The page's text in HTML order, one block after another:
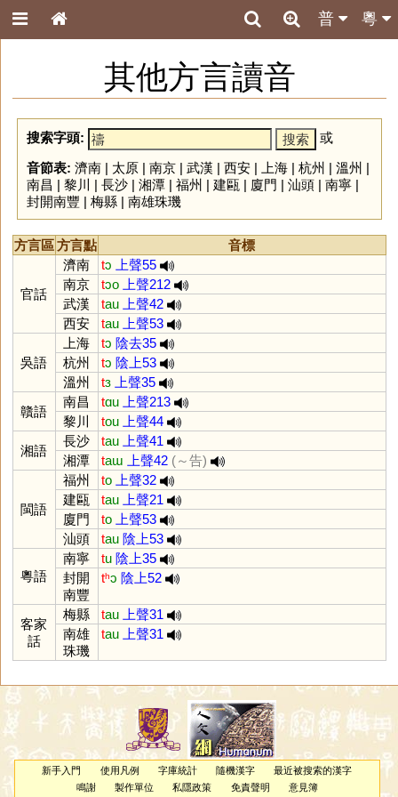
粵
普
其他方言讀音
搜索字頭:
或
音節表: 濟南| 太原| 南京| 武漢 | 西安| 上海| 杭州 | 溫州 |
南昌 | 黎川 | 長沙| 湘潭| 福州 | 建甌 | 廈門 | 汕頭| 南寧|
封開南豐 | 梅縣| 南雄珠璣
方言區方言點 音標
官話
濟南 tɔ
上聲55
南京
tɔo
上聲212
武漢
tau
上聲42
西安
tau 上聲53
吳語
上海 tɔ 陰去35
杭州
tɔ 陰上53
溫州
tɜ
上聲35
贛語
南昌 tɑu
上聲213
黎川
tou
上聲44
湘語
長沙 tau
上聲41
湘潭
taɯ 上聲42 (～告)
閩語
福州 to
上聲32
建甌
tau
上聲21
廈門
to
上聲53
汕頭
tau 陰上53
粵語
南寧 tu 陰上35
封開
南豐
tʰɔ 陰上52
客家
話
梅縣 tau
上聲31
南雄
珠璣
tau 上聲31
新手入門 使用凡例 字庫統計 隨機漢字
最近被搜索的漢字
鳴謝
製作單位 私隱政策 免責聲明 意見簿